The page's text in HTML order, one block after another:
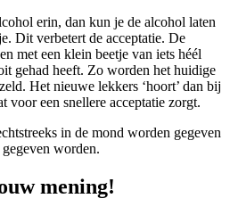
erin, dan kun je de alcohol laten
Dit verbetert de acceptatie. De
met een klein beetje van iets héél
gehad heeft. Zo worden het huidige
Het nieuwe lekkers ‘hoort’ dan bij
voor een snellere acceptatie zorgt.
in de mond worden gegeven
worden.
mening!